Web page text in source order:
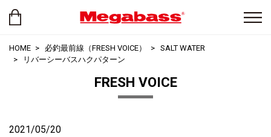
HOME 必釣最前線（FRESH VOICE）
SALT WATER
リバーシーバスハクパターン
FRESH VOICE
2021/05/20